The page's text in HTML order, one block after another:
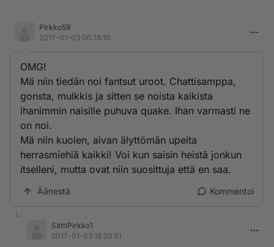
Pirkko59
2017-01-03 00:18:10
OMG!
Mä niin tiedän noi fantsut uroot. Chattisamppa,
gonsta, mulkkis ja sitten se noista kaikista
ihanimmin naisille puhuva quake. Ihan varmasti ne
on noi.
Mä niin kuolen, aivan älyttömän upeita
herrasmiehiä kaikki! Voi kun saisin heistä jonkun
itselleni, mutta ovat niin suosittuja että en saa.
Äänestä Kommentoi
SättiPirkko1
2017-01-03 18:20:51